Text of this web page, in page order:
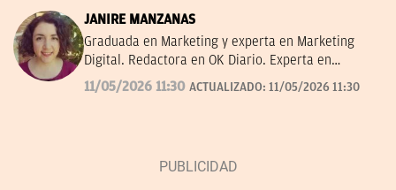
JANIRE MANZANAS
Graduada en Marketing y experta en Marketing
Digital. Redactora en OK Diario. Experta en
curiosidades, mascotas, consumo y Lotería de
Navidad.
11/05/2026 11:30 ACTUALIZADO: 11/05/2026 11:30